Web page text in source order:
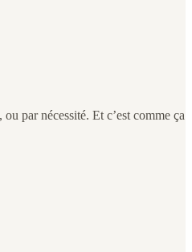
par nécessité. Et c’est comme ça